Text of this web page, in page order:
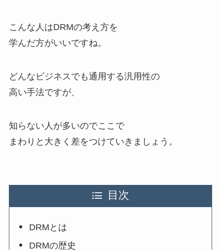
こんな人はDRMの考え方を
学んだ方がいいですね。
どんなビジネスでも通用する汎用性の
高い手法ですが、
知らない人が多いのでここで
まわりと大きく差をつけていきましょう。
目次
DRMとは
DRMの歴史